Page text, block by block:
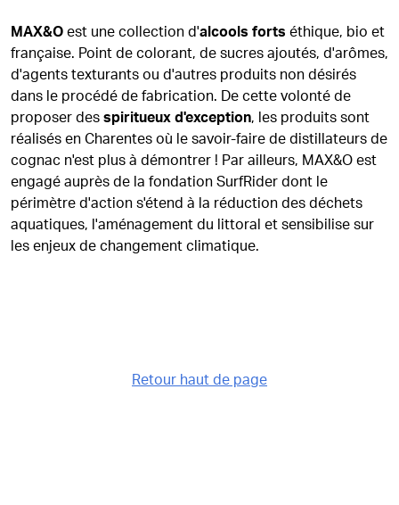
Retour haut de page
MAX&O est une collection d'alcools forts éthique, bio et
française. Point de colorant, de sucres ajoutés, d'arômes,
d'agents texturants ou d'autres produits non désirés
dans le procédé de fabrication. De cette volonté de
proposer des spiritueux d'exception, les produits sont
réalisés en Charentes où le savoir-faire de distillateurs de
cognac n'est plus à démontrer ! Par ailleurs, MAX&O est
engagé auprès de la fondation SurfRider dont le
périmètre d'action s'étend à la réduction des déchets
aquatiques, l'aménagement du littoral et sensibilise sur
les enjeux de changement climatique.